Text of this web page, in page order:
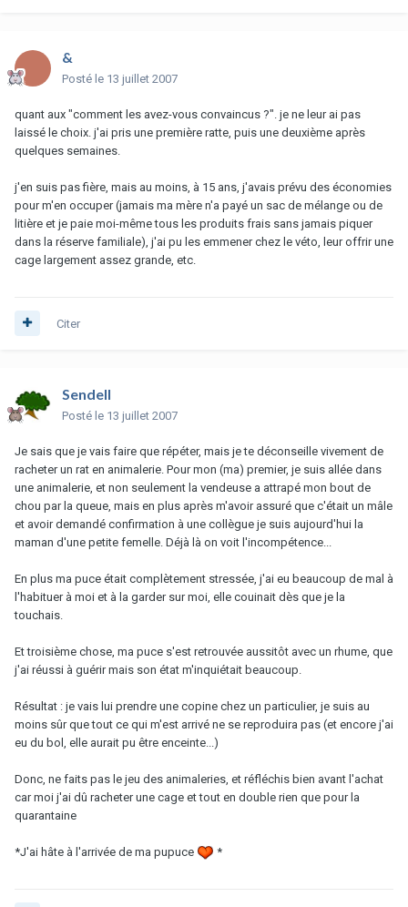
&
Posté le 13 juillet 2007
quant aux "comment les avez-vous convaincus ?". je ne leur ai pas
laissé le choix. j'ai pris une première ratte, puis une deuxième après
quelques semaines.
j'en suis pas fière, mais au moins, à 15 ans, j'avais prévu des économies
pour m'en occuper (jamais ma mère n'a payé un sac de mélange ou de
litière et je paie moi-même tous les produits frais sans jamais piquer
dans la réserve familiale), j'ai pu les emmener chez le véto, leur offrir une
cage largement assez grande, etc.
Citer
Sendell
Posté le 13 juillet 2007
Je sais que je vais faire que répéter, mais je te déconseille vivement de
racheter un rat en animalerie. Pour mon (ma) premier, je suis allée dans
une animalerie, et non seulement la vendeuse a attrapé mon bout de
chou par la queue, mais en plus après m'avoir assuré que c'était un mâle
et avoir demandé confirmation à une collègue je suis aujourd'hui la
maman d'une petite femelle. Déjà là on voit l'incompétence...
En plus ma puce était complètement stressée, j'ai eu beaucoup de mal à
l'habituer à moi et à la garder sur moi, elle couinait dès que je la
touchais.
Et troisième chose, ma puce s'est retrouvée aussitôt avec un rhume, que
j'ai réussi à guérir mais son état m'inquiétait beaucoup.
Résultat : je vais lui prendre une copine chez un particulier, je suis au
moins sûr que tout ce qui m'est arrivé ne se reproduira pas (et encore j'ai
eu du bol, elle aurait pu être enceinte...)
Donc, ne faits pas le jeu des animaleries, et réfléchis bien avant l'achat
car moi j'ai dû racheter une cage et tout en double rien que pour la
quarantaine
*J'ai hâte à l'arrivée de ma pupuce *